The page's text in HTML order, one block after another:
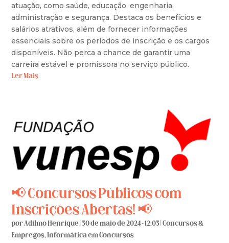
atuação, como saúde, educação, engenharia,
administração e segurança. Destaca os benefícios e
salários atrativos, além de fornecer informações
essenciais sobre os períodos de inscrição e os cargos
disponíveis. Não perca a chance de garantir uma
carreira estável e promissora no serviço público.
Ler Mais
📢 Concursos Públicos com
Inscrições Abertas! 📢
porAdilmo Henrique|30 de maio de 2024 - 12:03|Concursos &
Empregos,Informática em Concursos